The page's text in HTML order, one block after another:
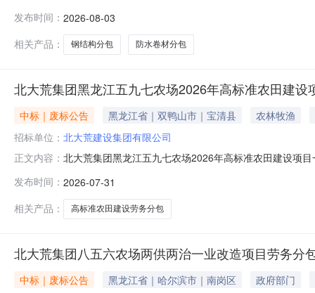
容：北大荒集团黑龙江嘉荫农场农垦公用基础设施建设
证书、安全生产许可证、开户许
发布时间： 2026-08-03
相关产品：
钢结构分包 防水卷材分包
北大荒集团黑龙江五九七农场2026年高标准农田建
中标｜废标公告 黑龙江省｜双鸭山市｜宝清县
农林牧渔
招标单位： 北大荒建设集团有限公司
正文内容： 北大荒集团黑龙江五九七农场2026年高标准农田建设项
管理区十六作业站）劳务分包采购于2026年7月31日进
服务平台、北大荒建设集团有限公
发布时间： 2026-07-31
相关产品：
高标准农田建设劳务分包
北大荒集团八五六农场两供两治一业改造项目劳务分
中标｜废标公告 黑龙江省｜哈尔滨市｜南岗区
政府部门